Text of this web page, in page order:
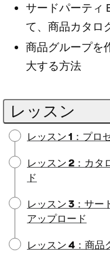
サードパーティ
て、商品カタロ
商品グループを
大する方法
レッスン
レッスン 1：プロ
レッスン 2：カタ
ド
レッスン 3：サー
アップロード
レッスン 4：商品